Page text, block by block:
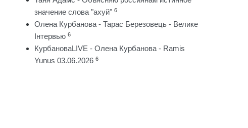
значение слова "ахуй" 6
Олена Курбанова - Тарас Березовець - Велике
Інтервью 6
КурбановаLIVE - Олена Курбанова - Ramis
Yunus 03.06.2026 6